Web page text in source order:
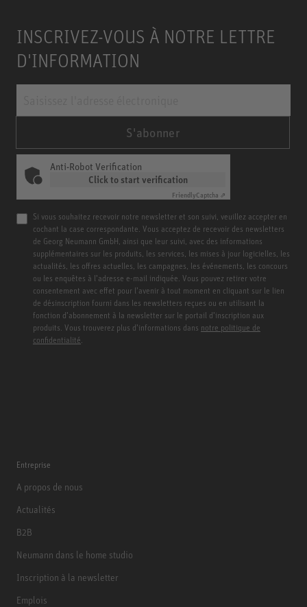
INSCRIVEZ-VOUS À NOTRE LETTRE
D'INFORMATION
S'abonner
Anti-Robot Verification
Click to start verification
FriendlyCaptcha ⇗
Si vous souhaitez recevoir notre newsletter et son suivi, veuillez accepter en
cochant la case correspondante. Vous acceptez de recevoir des newsletters
de Georg Neumann GmbH, ainsi que leur suivi, avec des informations
supplémentaires sur les produits, les services, les mises à jour logicielles, les
actualités, les offres actuelles, les campagnes, les événements, les concours
ou les enquêtes à l’adresse e-mail indiquée. Vous pouvez retirer votre
consentement avec effet pour l’avenir à tout moment en cliquant sur le lien
de désinscription fourni dans les newsletters reçues ou en utilisant la
fonction d’abonnement à la newsletter sur le portail d’inscription aux
produits. Vous trouverez plus d’informations dans notre politique de
confidentialité.
Entreprise
A propos de nous
Actualités
B2B
Neumann dans le home studio
Inscription à la newsletter
Emplois